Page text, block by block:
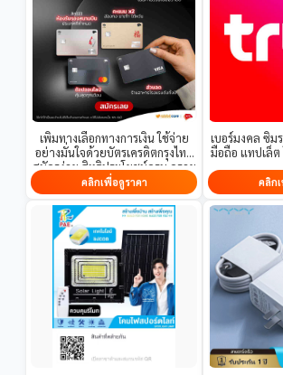
เพิ่มทางเลือกทางการเงิน ใช้จ่าย
อย่างมั่นใจด้วยบัตรเครดิตกรุงไทย
สมัครง่าย สิทธิประโยชน์ครบ ดูราย
ละเอียดที่ลิงก์นี้
คลิกเพื่อดูราคา
เบอร์มงคล ซิม
มือถือ แทปเล็ต
คลิก